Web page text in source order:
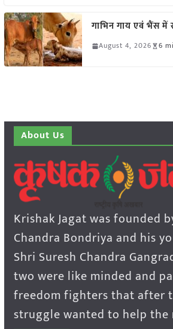
गाभिन गाय एवं भैंस में
August 4, 2026 6
About Us
Krishak Jagat was founded
Chandra Bondriya and his
Shri Suresh Chandra
two were like minded and
freedom fighters that after
struggle wanted to help the